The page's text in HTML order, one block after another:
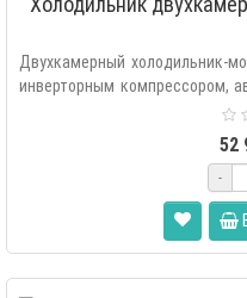
Двухкамерный холодильник-
инверторным компрессором,
52
-